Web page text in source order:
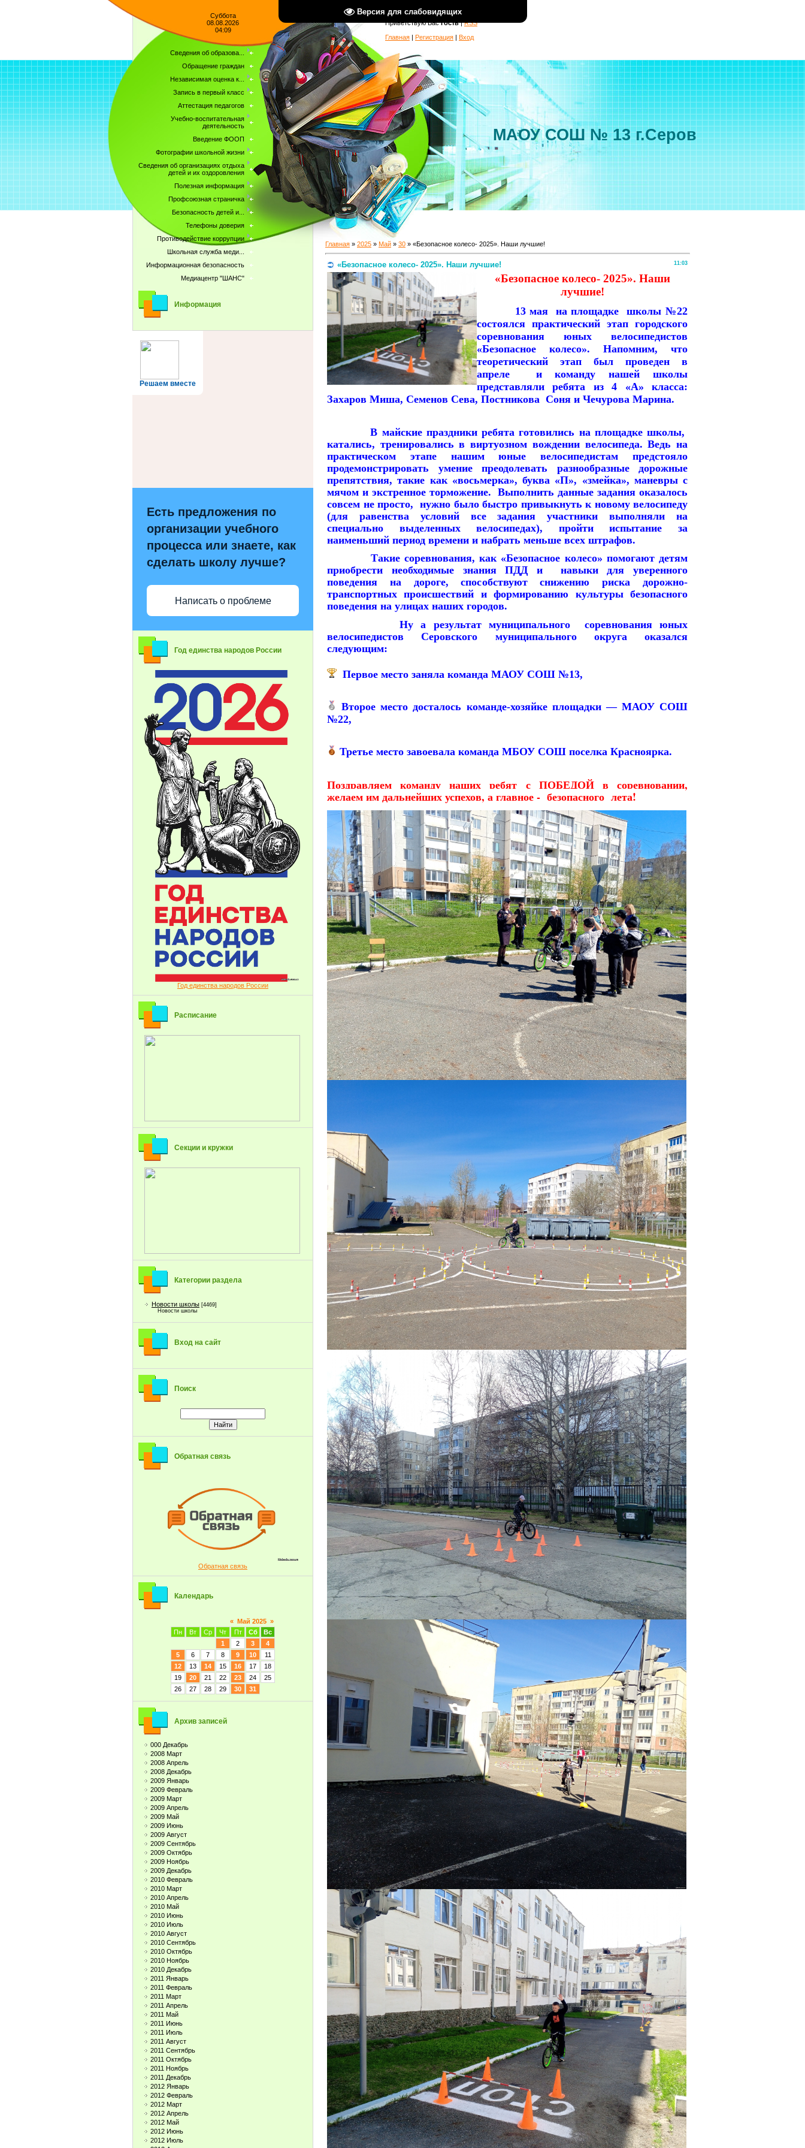
Версия для слабовидящих
Суббота
08.08.2026
04:09
Сведения об образова...
Обращение граждан
Независимая оценка к...
Запись в первый класс
Аттестация педагогов
Учебно-воспитательная
деятельность
Введение ФООП
Фотографии школьной жизни
Сведения об организациях отдыха
детей и их оздоровления
Полезная информация
Профсоюзная страничка
Безопасность детей и...
Телефоны доверия
Противодействие коррупции
Школьная служба меди...
Информационная безопасность
Медиацентр "ШАНС"
Информация
Решаем вместе
Есть предложения по
организации учебного
процесса или знаете, как
сделать школу лучше?
Написать о проблеме
Год единства народов России
Год единства народов России
Расписание
Секции и кружки
Категории раздела
Новости школы [4469]
Новости школы
Вход на сайт
Поиск
Обратная связь
Обратная связь
Календарь
« Май 2025 »
Пн
Вт Ср Чт Пт Сб
Вс
1
2 3
4
5
6 7 8 9 10
11
12
13 14 15 16 17
18
19
20 21 22 23 24
25
26
27 28 29 30 31
Архив записей
000 Декабрь
2008 Март
2008 Апрель
2008 Декабрь
2009 Январь
2009 Февраль
2009 Март
2009 Апрель
2009 Май
2009 Июнь
2009 Август
2009 Сентябрь
2009 Октябрь
2009 Ноябрь
2009 Декабрь
2010 Февраль
2010 Март
2010 Апрель
2010 Май
2010 Июнь
2010 Июль
2010 Август
2010 Сентябрь
2010 Октябрь
2010 Ноябрь
2010 Декабрь
2011 Январь
2011 Февраль
2011 Март
2011 Апрель
2011 Май
2011 Июнь
2011 Июль
2011 Август
2011 Сентябрь
2011 Октябрь
2011 Ноябрь
2011 Декабрь
2012 Январь
2012 Февраль
2012 Март
2012 Апрель
2012 Май
2012 Июнь
2012 Июль
Приветствую Вас Гость|RSS
Главная | Регистрация | Вход
МАОУ СОШ № 13 г.Серов
Главная » 2025 » Май » 30 » «Безопасное колесо- 2025». Наши лучшие!
11:03
«Безопасное колесо- 2025». Наши лучшие!
«Безопасное колесо- 2025». Наши
лучшие!
13 маяна площадке школы №22
состоялся практический этап городского
соревнования юных велосипедистов
«Безопасное колесо». Напомним, что
теоретический этап был проведен в
апреле и команду нашей школы
представляли ребята из 4 «А» класса:
Захаров Миша, Семенов Сева, Постникова Соня и Чечурова Марина.
В майские праздники ребята готовились на площадке школы,
катались, тренировались в виртуозном вождении велосипеда. Ведь на
практическом этапе нашим юные велосипедистам предстояло
продемонстрировать умение преодолевать разнообразные дорожные
препятствия, такие как «восьмерка», буква «П», «змейка», маневры с
мячом и экстренное торможение. Выполнить данные задания оказалось
совсем не просто, нужно было быстро привыкнуть к новому велосипеду
(для равенства условий все задания участники выполняли на
специально выделенных велосипедах), пройти испытание за
наименьший период времени и набрать меньше всех штрафов.
Такие соревнования, как «Безопасное колесо» помогают детям
приобрести необходимые знания ПДД и навыки для уверенного
поведения на дороге, способствуют снижению риска дорожно-
транспортных происшествий и формированию культуры безопасного
поведения на улицах наших городов.
Ну а результат муниципального соревнования юных
велосипедистов Серовского муниципального округа оказался
следующим:
Первое место заняла команда МАОУ СОШ №13,
Второе место досталось команде-хозяйке площадки — МАОУ СОШ
№22,
Третье место завоевала команда МБОУ СОШ поселка Красноярка.
Поздравляем команду наших ребят с ПОБЕДОЙ в соревновании,
желаем им дальнейших успехов, а главное - безопасного лета!